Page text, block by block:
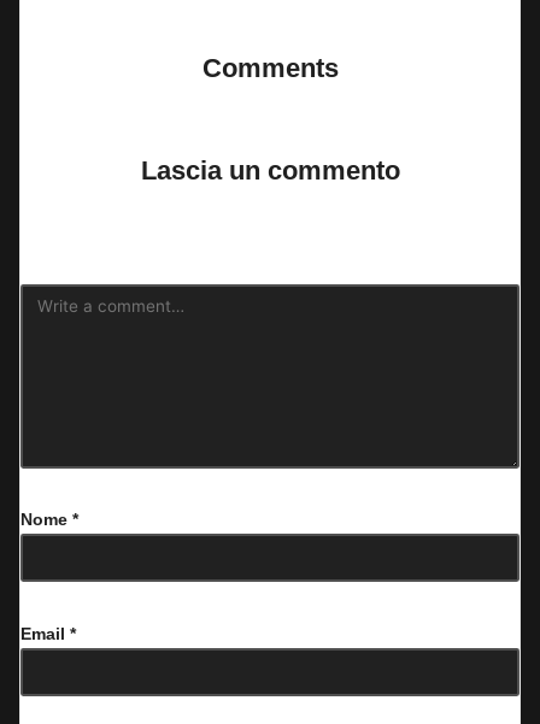
Comments
Lascia un commento
Nome *
Email *